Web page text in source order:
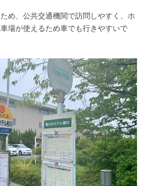
め、公共交通機関で訪問しやすく、ホ
場が使えるため車でも行きやすいで